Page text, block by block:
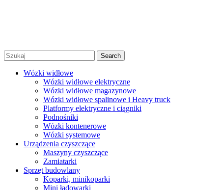
Search
Wózki widłowe
Wózki widłowe elektryczne
Wózki widłowe magazynowe
Wózki widłowe spalinowe i Heavy truck
Platformy elektryczne i ciągniki
Podnośniki
Wózki kontenerowe
Wózki systemowe
Urządzenia czyszczące
Maszyny czyszczące
Zamiatarki
Sprzęt budowlany
Koparki, minikoparki
Mini ładowarki